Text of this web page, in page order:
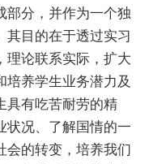
部分，并作为一个独
其目的在于透过实习
理论联系实际，扩大
培养学生业务潜力及
具有吃苦耐劳的精
状况、了解国情的一
会的转变，培养我们